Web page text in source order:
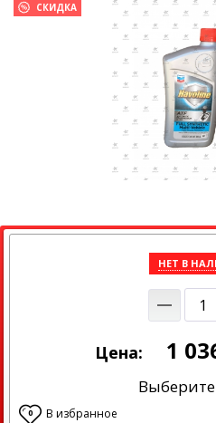
СКИДКА
НЕТ В
Цена: 1
0 В избранное